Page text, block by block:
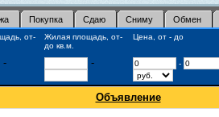
Покупка Сдаю Сниму Обмен
от-
Жилая площадь, от-
до кв.м.
Цена, от - до
- - -
Объявление